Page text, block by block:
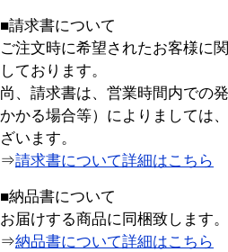
■請求書について
ご注文時に希望されたお客様に
しております。
尚、請求書は、営業時間内での
かかる場合等）によりましては
ざいます。
⇒請求書について詳細はこちら
■納品書について
お届けする商品に同梱致します。
⇒納品書について詳細はこちら